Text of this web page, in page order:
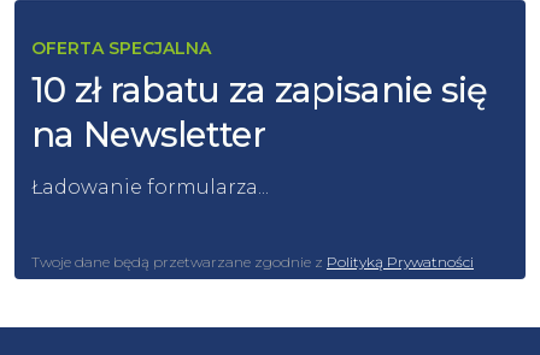
OFERTA SPECJALNA
10 zł rabatu za zapisanie się
na Newsletter
Ładowanie formularza...
Twoje dane będą przetwarzane zgodnie z Polityką Prywatności